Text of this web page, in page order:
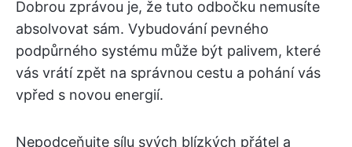
Dobrou zprávou je, že tuto odbočku nemusíte
absolvovat sám. Vybudování pevného
podpůrného systému může být palivem, které
vás vrátí zpět na správnou cestu a pohání vás
vpřed s novou energií.
Nepodceňujte sílu svých blízkých přátel a